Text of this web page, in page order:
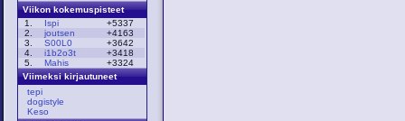
Viikon kokemuspisteet
1.
Ispi
+5337
2.
joutsen
+4163
3.
S00L0
+3642
4.
i1b2o3t
+3418
5.
Mahis
+3324
Viimeksi kirjautuneet
tepi
dogistyle
Keso